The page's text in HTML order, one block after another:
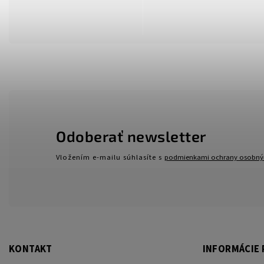
KONTAKT INFORMÁCIE
Odoberať newsletter
Vložením e-mailu súhlasíte s podmienkami ochrany